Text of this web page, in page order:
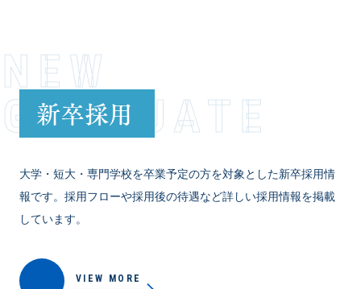
NEW
GRADUATE
新卒採用
大学・短大・専門学校を卒業予定の方を対象とした新卒採用情
報です。採用フローや採用後の待遇など詳しい採用情報を掲載
しています。
VIEW MORE